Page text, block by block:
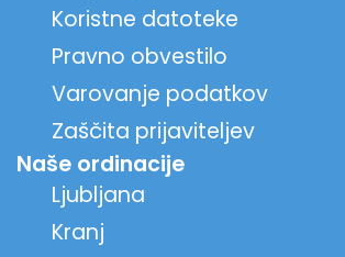
Koristne datoteke
Pravno obvestilo
Varovanje podatkov
Zaščita prijaviteljev
Naše ordinacije
Ljubljana
Kranj